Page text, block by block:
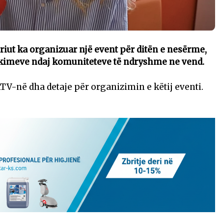
ka organizuar një event për ditën e nesërme,
ndaj komuniteteve të ndryshme ne vend.
në dha detaje për organizimin e këtij eventi.